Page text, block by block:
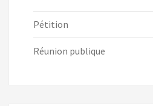
Pétition
Réunion publique